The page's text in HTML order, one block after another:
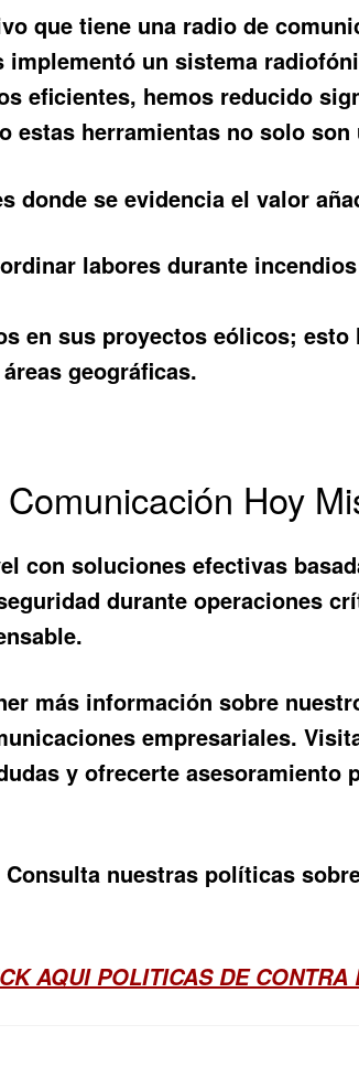
que tiene una radio de
un sistema
eficientes, hemos reducido
estas herramientas no solo
donde se evidencia el valor
labores durante
en sus proyectos eólicos;
geográficas.
Hoy
con soluciones efectivas
durante operaciones
más información sobre
empresariales.
y ofrecerte asesoramiento
nuestras políticas
AQUI POLITICAS DE CONTRA